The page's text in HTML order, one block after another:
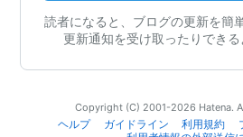
読者になると、ブログの更新を簡
更新通知を受け取ったりできる
Copyright (C) 2001-2026 Hatena.
ヘルプ
ガイドライン 利用規約